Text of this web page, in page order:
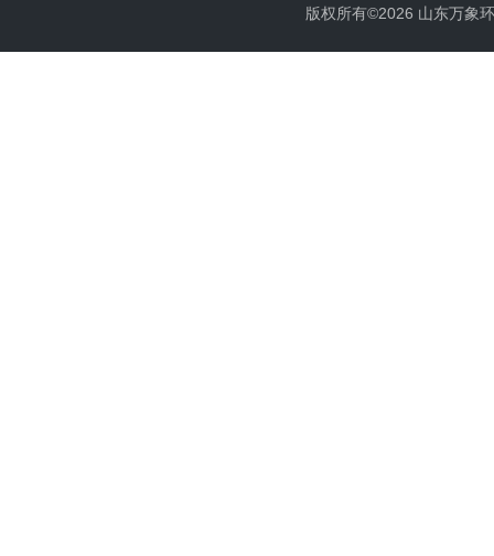
版权所有©2026 山东万象